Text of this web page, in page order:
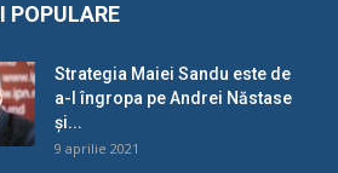
POPULARE
Strategia Maiei Sandu este de
a-l îngropa pe Andrei Năstase
și...
9 aprilie 2021